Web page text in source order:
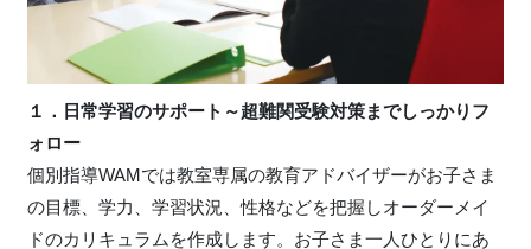
１．日常学習のサポート～超難関受験対策までしっかりフ
ォロー
個別指導WAMでは教室専属の教育アドバイザーがお子さま
の目標、学力、学習状況、性格などを把握しオーダーメイ
ドのカリキュラムを作成します。お子さま一人ひとりにあ